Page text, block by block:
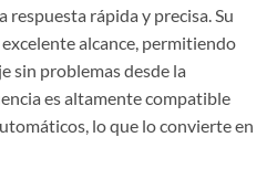
respuesta rápida y precisa. Su
alcance, permitiendo
sin problemas desde la
es altamente compatible
lo que lo convierte en